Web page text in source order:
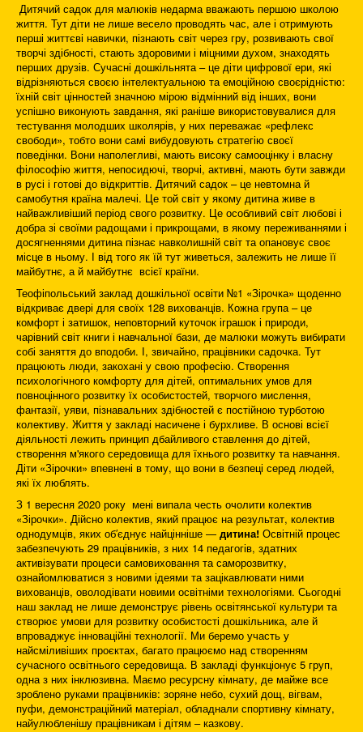
Дитячий садок для малюків недарма вважають першою школою
життя. Тут діти не лише весело проводять час, але і отримують
перші життєві навички, пізнають світ через гру, розвивають свої
творчі здібності, стають здоровими і міцними духом, знаходять
перших друзів. Сучасні дошкільнята – це діти цифрової ери, які
відрізняються своєю інтелектуальною та емоційною своєрідністю:
їхній світ цінностей значною мірою відмінний від інших, вони
успішно виконують завдання, які раніше використовувалися для
тестування молодших школярів, у них переважає «рефлекс
свободи», тобто вони самі вибудовують стратегію своєї
поведінки. Вони наполегливі, мають високу самооцінку і власну
філософію життя, непосидючі, творчі, активні, мають бути завжди
в русі і готові до відкриттів. Дитячий садок – це невтомна й
самобутня країна малечі. Це той світ у якому дитина живе в
найважливіший період свого розвитку. Це особливий світ любові і
добра зі своїми радощами і прикрощами, в якому переживаннями і
досягненнями дитина пізнає навколишній світ та опановує своє
місце в ньому. І від того як їй тут живеться, залежить не лише її
майбутнє, а й майбутнє всієї країни.
Теофіпольський заклад дошкільної освіти №1 «Зірочка» щоденно
відкриває двері для своїх 128 вихованців. Кожна група – це
комфорт і затишок, неповторний куточок іграшок і природи,
чарівний світ книги і навчальної бази, де малюки можуть вибирати
собі заняття до вподоби. І, звичайно, працівники садочка. Тут
працюють люди, закохані у свою професію. Створення
психологічного комфорту для дітей, оптимальних умов для
повноцінного розвитку їх особистостей, творчого мислення,
фантазії, уяви, пізнавальних здібностей є постійною турботою
колективу. Життя у закладі насичене і бурхливе. В основі всієї
діяльності лежить принцип дбайливого ставлення до дітей,
створення м'якого середовища для їхнього розвитку та навчання.
Діти «Зірочки» впевнені в тому, що вони в безпеці серед людей,
які їх люблять.
З 1 вересня 2020 року мені випала честь очолити колектив
«Зірочки». Дійсно колектив, який працює на результат, колектив
однодумців, яких об′єднує найцінніше — дитина! Освітній процес
забезпечують 29 працівників, з них 14 педагогів, здатних
активізувати процеси самовиховання та саморозвитку,
ознайомлюватися з новими ідеями та зацікавлювати ними
вихованців, оволодівати новими освітніми технологіями. Сьогодні
наш заклад не лише демонструє рівень освітянської культури та
створює умови для розвитку особистості дошкільника, але й
впроваджує інноваційні технології. Ми беремо участь у
найсміливіших проєктах, багато працюємо над створенням
сучасного освітнього середовища. В закладі функціонує 5 груп,
одна з них інклюзивна. Маємо ресурсну кімнату, де майже все
зроблено руками працівників: зоряне небо, сухий дощ, вігвам,
пуфи, демонстраційний матеріал, обладнали спортивну кімнату,
найулюбленішу працівникам і дітям – казкову.